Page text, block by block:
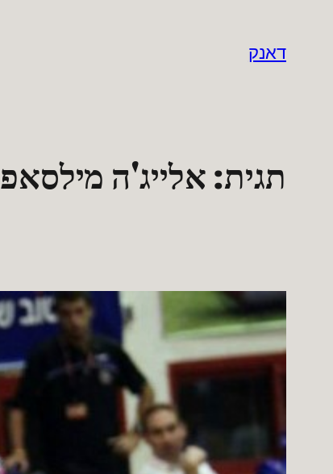
דאנק
תגית:אלייג'ה מילסאפ